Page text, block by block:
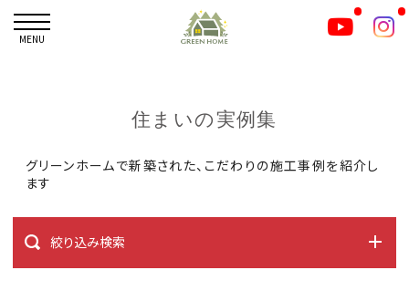
MENU
住まいの実例集
グリーンホームで新築された、こだわりの施工事例を紹介し
ます
絞り込み検索